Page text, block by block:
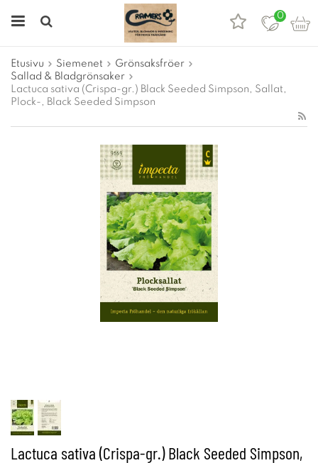
0
Etusivu Siemenet
Grönsaksfröer
Sallad & Bladgrönsaker
Lactuca sativa (Crispa-gr.) Black Seeded Simpson, Sallat,
Plock-, Black Seeded Simpson
Lactuca sativa (Crispa-gr.) Black Seeded Simpson,